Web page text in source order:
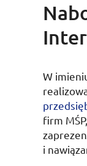
W
firm MŚP
i